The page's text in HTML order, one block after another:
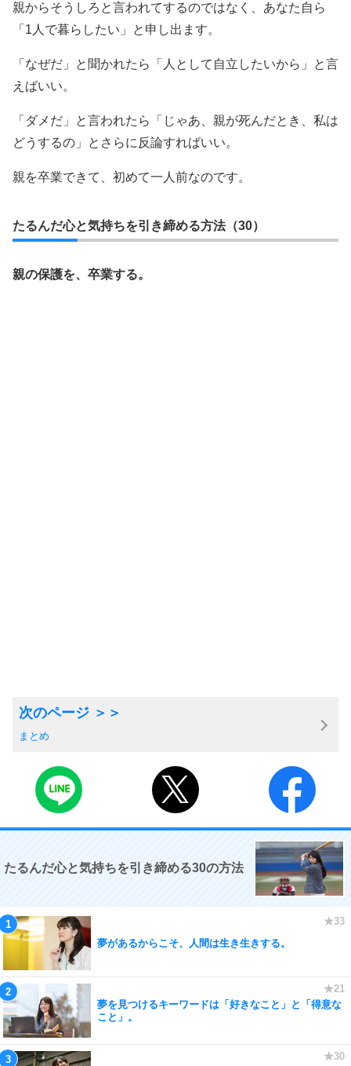
親からそうしろと言われてするのではなく、あなた自ら
「1人で暮らしたい」と申し出ます。
「なぜだ」と聞かれたら「人として自立したいから」と言
えばいい。
「ダメだ」と言われたら「じゃあ、親が死んだとき、私は
どうするの」とさらに反論すればいい。
親を卒業できて、初めて一人前なのです。
たるんだ心と気持ちを引き締める方法（30）
親の保護を、卒業する。
まとめ
たるんだ心と気持ちを引き締める30の方法
夢があるからこそ、人間は生き生きする。
夢を見つけるキーワードは「好きなこと」と「得意な
こと」。